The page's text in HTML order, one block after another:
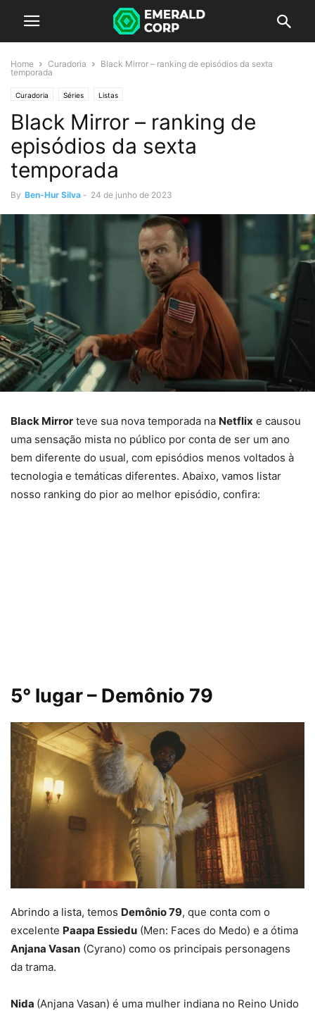
Home Curadoria
Black Mirror – ranking de episódios da sexta
temporada
Curadoria Séries Listas
Black Mirror – ranking de
episódios da sexta
temporada
By Ben-Hur Silva - 24 de junho de 2023
Black Mirror teve sua nova temporada na Netflix e causou
uma sensação mista no público por conta de ser um ano
bem diferente do usual, com episódios menos voltados à
tecnologia e temáticas diferentes. Abaixo, vamos listar
nosso ranking do pior ao melhor episódio, confira:
5° lugar – Demônio 79
Abrindo a lista, temos Demônio 79, que conta com o
excelente Paapa Essiedu (Men: Faces do Medo) e a ótima
Anjana Vasan (Cyrano) como os principais personagens
da trama.
Nida (Anjana Vasan) é uma mulher indiana no Reino Unido